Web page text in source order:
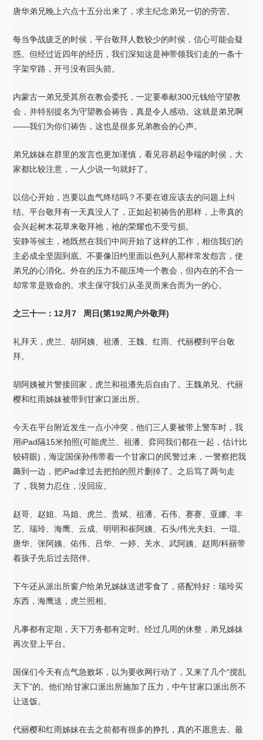
唐华弟兄晚上六点十五分出来了，求主纪念弟兄一切的劳苦。
每当争战疲乏的时侯，平台敬拜人数较少的时侯，信心可能会疑
惑。但经过近四年的经历，我们深知这是神带领我们走的一条十
字架窄路，开弓没有回头箭。
内蒙古一弟兄受其所在教会委托，一定要奉献300元钱给守望教
会，并特别提名为守望教会祷告，真是令人感动。这就是弟兄啊
——我们为你们祷告，这也是很多兄弟教会的心声。
弟兄姊妹在群里的发言也更加谨慎，看见容易起争端的时侯，大
家都比较注意，一人少说一句就好了。
以信心开始，岂要以血气终结吗？不要在谁应该去的问题上纠
结。平台敬拜有一天真没人了，正如起初祷告的那样，上帝真的
会兴起树木花草来敬拜祂，祂的荣耀也不受亏损。
安静等候主，祂既然在我们中间开始了这样的工作，相信我们的
主必成全坚固到底。不要像旧约里面以色列人那样常发怨言，使
弟兄的心消化。外在的压力不能压垮一个教会，但内在的不合一
却常常是致命的。求主保守我们从圣灵而来合而为一的心。
之三十一：12月7 周日(第192周户外敬拜)
礼拜天，虎兰、胡阿姨、祖潘、王魏、红雨、代丽樱到平台敬
拜。
胡阿姨被片警接回家，虎兰和祖潘先后自由了。王魏弟兄、代丽
樱和红雨姊妹被带到甘家口派出所。
今天在平台附近发生一点小冲突，他们三人要被带上警车时，我
用iPad隔15米拍照(可能虎兰、祖潘、弈同我们都在一起，估计比
较碍眼)，海淀国保孙伟带着一个甘家口的民警过来，一警察把我
薅到一边，把iPad拿过去把拍的照片删掉了。之后骂了两句走
了，我努力忍住，没回应。
赵哥、赵姐、马姐、虎兰、贵斌、祖潘、石伟、赛赛、亚娜、丰
艺、瑞玲、海鹰、云成、明明和崔阿姨、石头/伟光夫妇、一琨、
唐华、张阿姨、佑伟、吕华、一婷、关水、武阿姨、赵周/科丽带
着孩子先后过去陪伴。
下午还从派出所窗户给弟兄姊妹送进零食了，搭配特好：瑞玲买
东西，海鹰送，虎兰照相。
凡事都有定期，天下万务都有定时。经过几周的休整，弟兄姊妹
再次登上平台。
国保们今天有点气急败坏，以为要收网行动了，又来了几个“搅乱
天下”的。他们给甘家口派出所施加了压力，中午甘家口派出所不
让送饭。
代丽樱和红雨姊妹在去之前都有很多的挣扎，真的不愿意去。最